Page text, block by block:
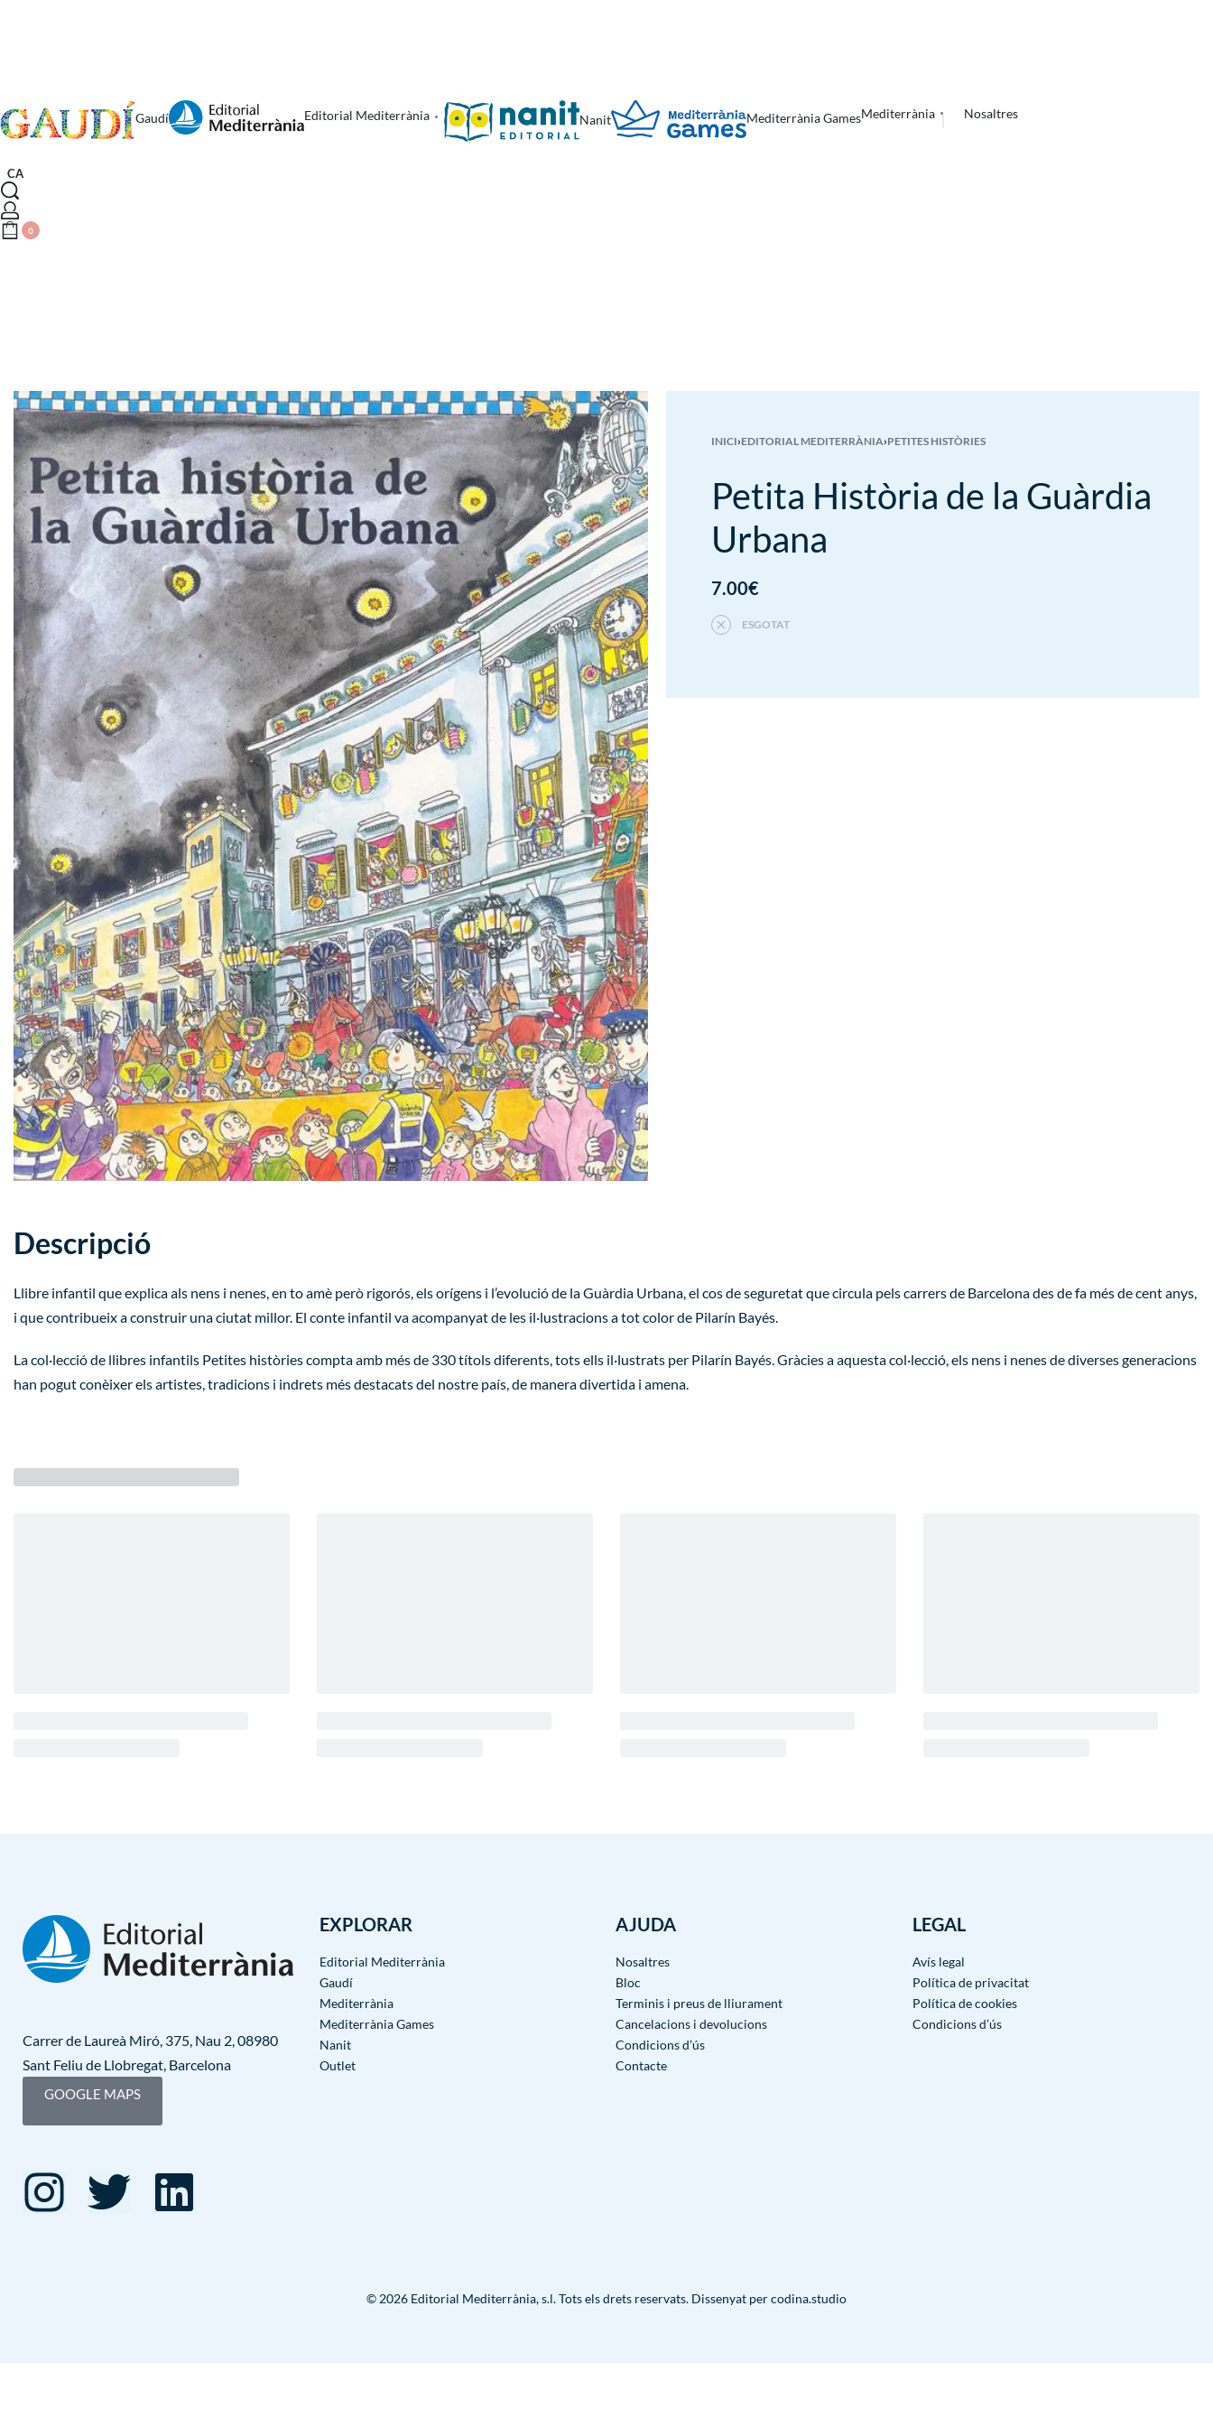
Gaudí Editorial Mediterrània Nanit Mediterrània GamesMediterrània Nosaltres
CA
0
INICI›EDITORIAL MEDITERRÀNIA›PETITES HISTÒRIES
Petita Història de la Guàrdia
Urbana
7.00€
ESGOTAT
Descripció
Llibre infantil que explica als nens i nenes, en to amè però rigorós, els orígens i l’evolució de la Guàrdia Urbana, el cos de seguretat que circula pels carrers de Barcelona des de fa més de cent anys,
i que contribueix a construir una ciutat millor. El conte infantil va acompanyat de les il·lustracions a tot color de Pilarín Bayés.
La col·lecció de llibres infantils Petites històriescompta amb més de 330 títols diferents, tots ells il·lustrats per Pilarín Bayés. Gràcies a aquesta col·lecció, els nens i nenes de diverses generacions
han pogut conèixer els artistes, tradicions i indrets més destacats del nostre país, de manera divertida i amena.
Carrer de Laureà Miró, 375, Nau 2, 08980
Sant Feliu de Llobregat, Barcelona
GOOGLE MAPS
EXPLORAR
Editorial Mediterrània
Gaudí
Mediterrània
Mediterrània Games
Nanit
Outlet
AJUDA
Nosaltres
Bloc
Terminis i preus de lliurament
Cancelacions i devolucions
Condicions d’ús
Contacte
LEGAL
Avís legal
Política de privacitat
Política de cookies
Condicions d’ús
© 2026 Editorial Mediterrània, s.l. Tots els drets reservats. Dissenyat percodina.studio